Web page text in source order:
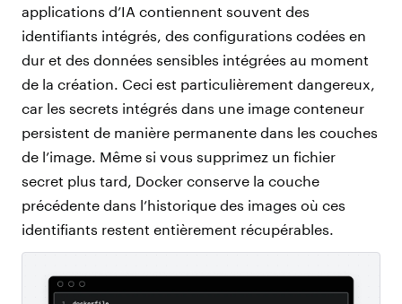
applications d’IA contiennent souvent des
identifiants intégrés, des configurations codées en
dur et des données sensibles intégrées au moment
de la création. Ceci est particulièrement dangereux,
car les secrets intégrés dans une image conteneur
persistent de manière permanente dans les couches
de l’image. Même si vous supprimez un fichier
secret plus tard, Docker conserve la couche
précédente dans l’historique des images où ces
identifiants restent entièrement récupérables.